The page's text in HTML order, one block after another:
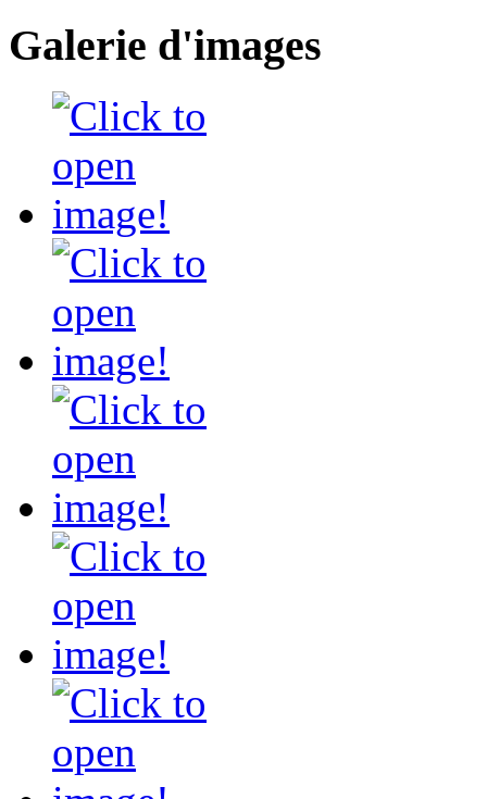
Galerie d'images